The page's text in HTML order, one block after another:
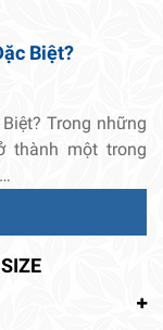
Biệt?
Trong những
thành một trong